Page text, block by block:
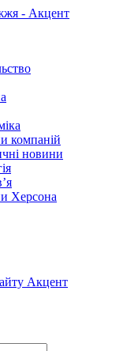
компаній
новини
Херсона
Акцент